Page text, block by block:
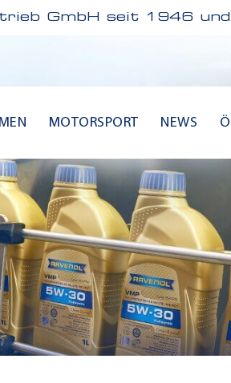
GmbH seit 1946 und
MOTORSPORT NEWS